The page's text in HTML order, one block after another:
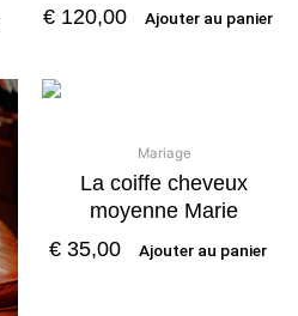
€ 120,00 Ajouter au panier
Mariage
La coiffe cheveux
moyenne Marie
€ 35,00 Ajouter au panier